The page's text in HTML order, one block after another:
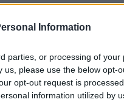
Information
parties, or processing of your
please use the below opt-
opt-out request is
information utilized by